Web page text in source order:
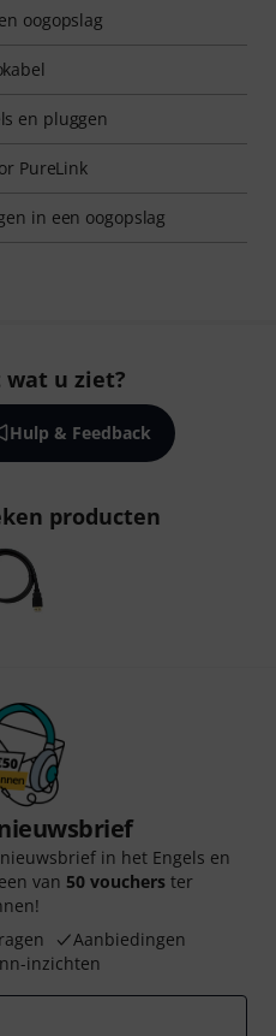
oogopslag
en pluggen
PureLink
in een oogopslag
u ziet?
Hulp & Feedback
producten
in het Engels en
van 50 vouchers ter
Aanbiedingen
inzichten